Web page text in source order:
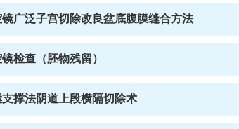
镜广泛子宫切除改良盆底腹膜缝合方法
检查（胚物残留）
撑法阴道上段横隔切除术